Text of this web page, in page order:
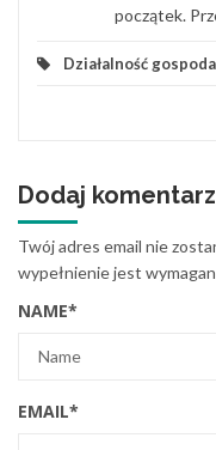
początek.
Działalność
Dodaj komentarz
Twój adres email nie
wypełnienie jest
NAME*
EMAIL*